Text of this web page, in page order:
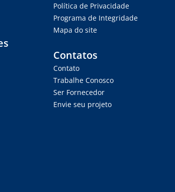
Política de Privacidade
Programa de Integridade
Mapa do site
Contatos
Contato
Trabalhe Conosco
Ser Fornecedor
Envie seu projeto